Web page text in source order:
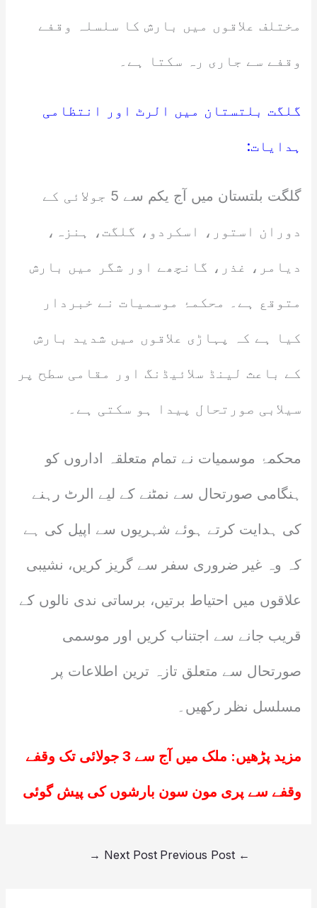
مختلف علاقوں میں بارش کا سلسلہ وقفے
وقفے سے جاری رہ سکتا ہے۔
گلگت بلتستان میں الرٹ اور انتظامی
ہدایات:
گلگت بلتستان میں آج یکم سے 5 جولائی کے
دوران استور، اسکردو، گلگت، ہنزہ،
دیامر، غذر، گانچھے اور شگر میں بارش
متوقع ہے۔ محکمۂ موسمیات نے خبردار
کیا ہے کہ پہاڑی علاقوں میں شدید بارش
کے باعث لینڈ سلائیڈنگ اور مقامی سطح پر
سیلابی صورتحال پیدا ہو سکتی ہے۔
محکمۂ موسمیات نے تمام متعلقہ اداروں کو
ہنگامی صورتحال سے نمٹنے کے لیے الرٹ رہنے
کی ہدایت کرتے ہوئے شہریوں سے اپیل کی ہے
کہ وہ غیر ضروری سفر سے گریز کریں، نشیبی
علاقوں میں احتیاط برتیں، برساتی ندی نالوں کے
قریب جانے سے اجتناب کریں اور موسمی
صورتحال سے متعلق تازہ ترین اطلاعات پر
مسلسل نظر رکھیں۔
مزید پڑھیں: ملک میں آج سے 3 جولائی تک وقفے
وقفے سے پری مون سون بارشوں کی پیش گوئی
←
Next Post
→